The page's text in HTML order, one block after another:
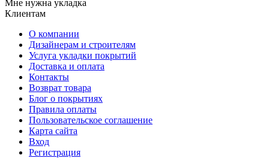
Мне нужна укладка
Клиентам
О компании
Дизайнерам и строителям
Услуга укладки покрытий
Доставка и оплата
Контакты
Возврат товара
Блог о покрытиях
Правила оплаты
Пользовательское соглашение
Карта сайта
Вход
Регистрация